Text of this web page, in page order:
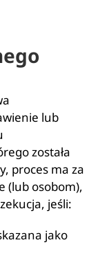
lub
została
proces ma za
(lub osobom),
jeśli:
jako